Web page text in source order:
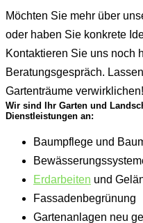
Möchten Sie mehr über
oder haben Sie konkrete
Kontaktieren Sie uns noch
Beratungsgespräch.
Gartenträume verwirklichen!
Wir sind Ihr Garten und
Dienstleistungen an:
Baumpflege und
Erdarbeiten und
Fassadenbegrünung
Gartenanlagen neu